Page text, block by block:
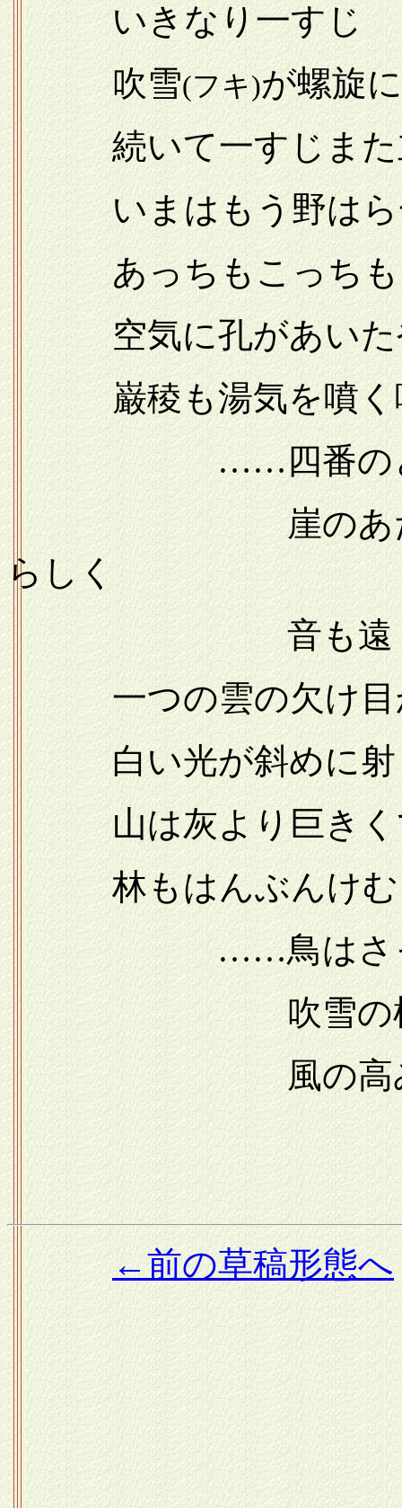
いきなり一すじ
吹雪(フキ)が螺旋
続いて一すじまた
いまはもう野はら
あっちもこっちも
空気に孔があいた
巌稜も湯気を噴く
……四番のと
崖のあたりでひ
らしく
音も遠くへ
一つの雲の欠け目
白い光が斜めに射
山は灰より巨きく
林もはんぶんけむ
……鳥はさっき
吹雪の柱を
風の高みに
←前の草稿形態へ